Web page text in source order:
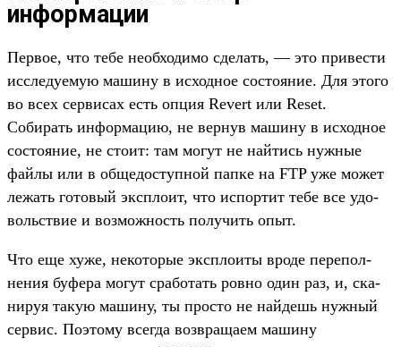
информации
Пер­вое, что тебе необ­ходимо сде­лать, — это при­вес­ти
иссле­дуемую машину в исходное сос­тояние. Для это­го
во всех сер­висах есть опция Revert или Reset.
Собирать информа­цию, не вер­нув машину в исходное
сос­тояние, не сто­ит: там могут не най­тись нуж­ные
фай­лы или в обще­дос­тупной пап­ке на FTP уже может
лежать готовый экс­пло­ит, что испортит тебе все удо­
воль­ствие и воз­можность получить опыт.
Что еще хуже, некото­рые экс­пло­иты вро­де перепол­
нения буфера могут сра­ботать ров­но один раз, и, ска­
нируя такую машину, ты прос­то не най­дешь нуж­ный
сер­вис. Поэто­му всег­да воз­вра­щаем машину